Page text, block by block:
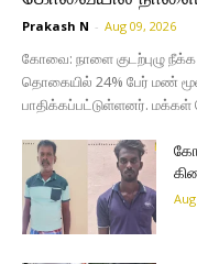
Prakash N - Aug 09, 2026
கோவை: நாளை குடற்புழு
தொகையில் 24% பேர் மண்
பாதிக்கப்பட்டுள்ளனர். மக்கள்